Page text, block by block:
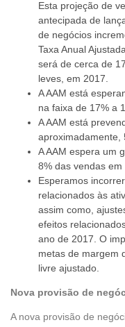
Esta projeção de
antecipada de
de negócios
Taxa Anual
será de cerca de
leves, em 2017.
A AAM está
na faixa de 17% a
A AAM está
aproximadamente,
A AAM espera um
8% das vendas em
Esperamos
relacionados às
assim como,
efeitos
ano de 2017. O
metas de margem
livre ajustado.
Nova provisão de
A nova provisão de